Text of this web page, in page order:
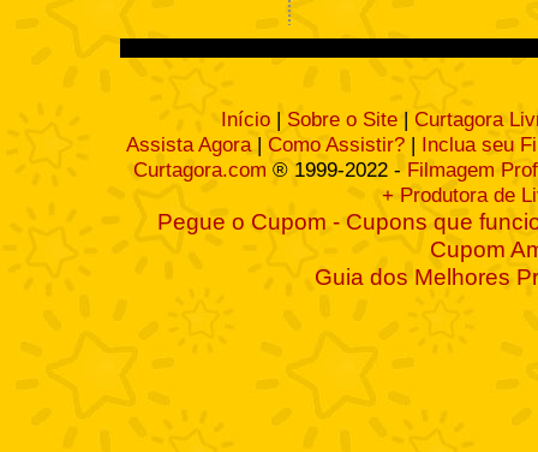
Início | Sobre o Site | Curtagora
Assista Agora| Como Assistir? | Inclua seu
Curtagora.com ® 1999-2022 - Filmagem
+ Produtora de
Pegue o Cupom - Cupons que
Cupom
Guia dos Melhores